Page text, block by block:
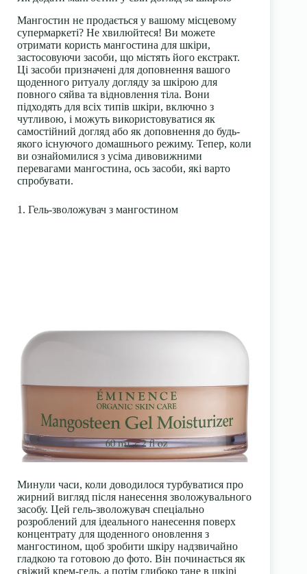
Мангостин не продається у вашому місцевому
супермаркеті? Не хвилюйтеся! Ви можете
отримати користь мангостина для шкіри,
застосовуючи засоби, що містять його екстракт.
Ці засоби призначені для доповнення вашого
щоденного ритуалу догляду за шкірою для
повного сяйва та відновлення тіла. Вони
підходять для всіх типів шкіри, включно з
чутливою, і можуть використовуватися як
самостійний догляд або як доповнення до будь-
якого існуючого домашнього режиму. Тепер, коли
ви ознайомилися з усіма дивовижними
перевагами мангостина, ось засоби, які варто
спробувати.
1. Гель-зволожувач з мангостином
Минули часи, коли доводилося турбуватися про
жирний вигляд після нанесення зволожувального
засобу. Цей гель-зволожувач спеціально
розроблений для ідеального нанесення поверх
концентрату для щоденного оновлення з
мангостином, щоб зробити шкіру надзвичайно
гладкою та готовою до фото. Він починається як
свіжий крем-гель, а потім глибоко тане в шкірі